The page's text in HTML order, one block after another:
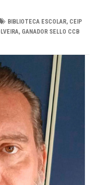
BIBLIOTECA ESCOLAR, CEIP
, GANADOR SELLO CCB